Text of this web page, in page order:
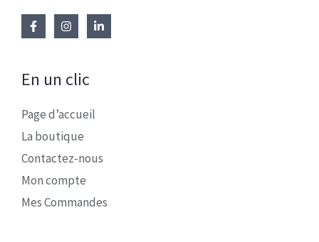
En un clic
Page d’accueil
La boutique
Contactez-nous
Mon compte
Mes Commandes